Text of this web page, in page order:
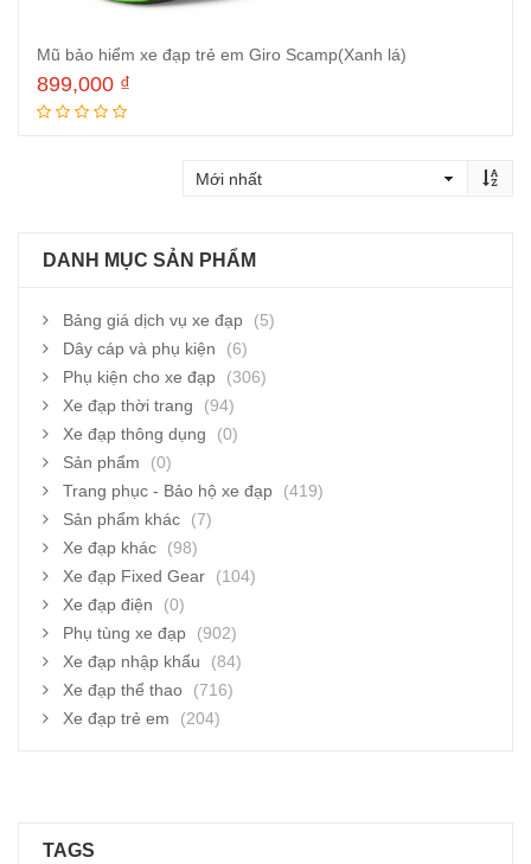
Mũ bảo hiểm xe đạp trẻ em Giro Scamp(Xanh lá)
899,000 ₫
DANH MỤC SẢN PHẨM
Bảng giá dịch vụ xe đạp
(5)
Dây cáp và phụ kiện
(6)
Phụ kiện cho xe đạp
(306)
Xe đạp thời trang
(94)
Xe đạp thông dụng
(0)
Sản phẩm
(0)
Trang phục - Bảo hộ xe đạp
(419)
Sản phẩm khác
(7)
Xe đạp khác
(98)
Xe đạp Fixed Gear
(104)
Xe đạp điện
(0)
Phụ tùng xe đạp
(902)
Xe đạp nhập khẩu
(84)
Xe đạp thể thao
(716)
Xe đạp trẻ em
(204)
TAGS